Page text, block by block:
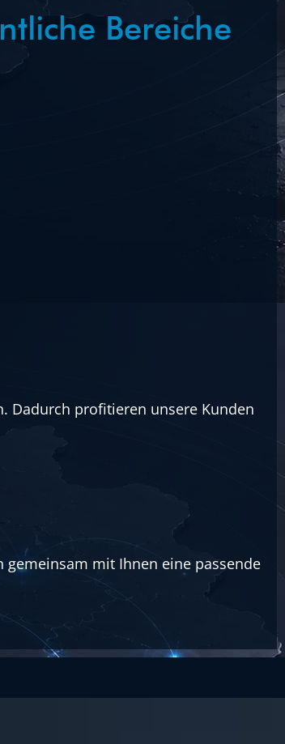
Bereiche
Dadurch profitieren unsere Kunden
mit Ihnen eine passende